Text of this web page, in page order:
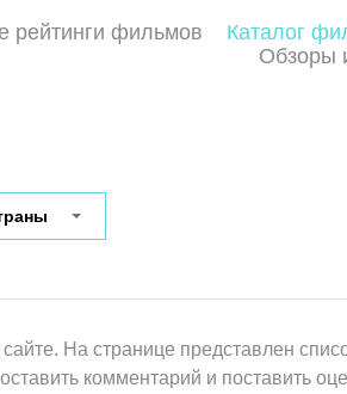
рейтинги фильмов Каталог
Обзоры
На странице представлен
комментарий и поставить